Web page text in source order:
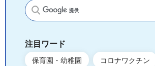
サイト内検索
注目ワード
保育園・幼稚園 コロナワクチン